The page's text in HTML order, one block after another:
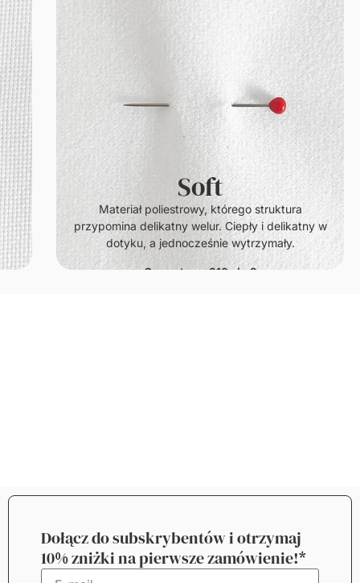
Soft
Materiał poliestrowy, którego struktura
przypomina delikatny welur. Ciepły i delikatny w
dotyku, a jednocześnie wytrzymały.
Gramatura: 210g/m2
Dołącz do subskrybentów i otrzymaj
10% zniżki na pierwsze zamówienie!*